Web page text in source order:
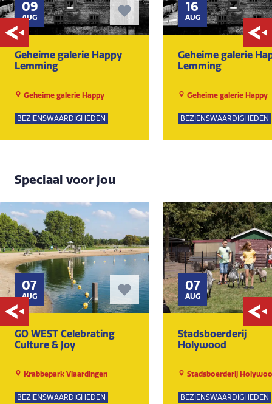
09
AUG
Geheime galerie Happy
Lemming
Geheime galerie Happy
BEZIENSWAARDIGHEDEN
16
AUG
Geheime galerie
Lemming
Geheime galerie Happy
BEZIENSWAARDIGHEDEN
Speciaal voor jou
07
AUG
GO WEST Celebrating
Culture & Joy
Krabbepark Vlaardingen
BEZIENSWAARDIGHEDEN
07
AUG
Stadsboerderij
Holywood
Stadsboerderij
BEZIENSWAARDIGHEDEN